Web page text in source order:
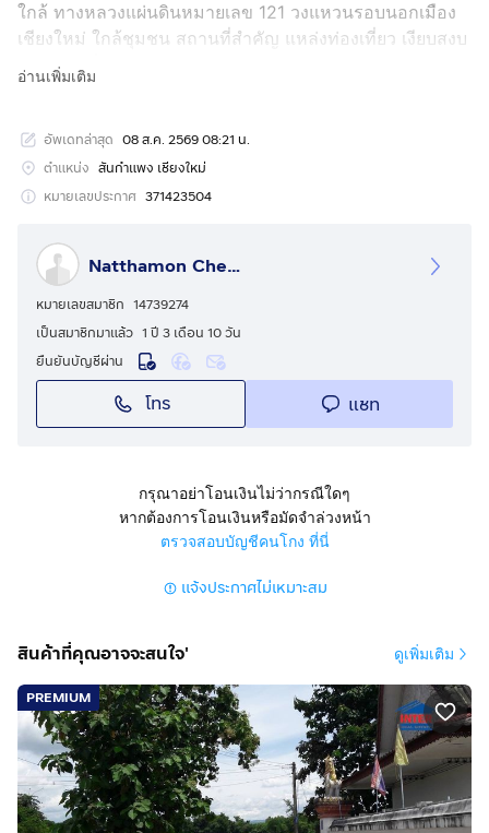
ใกล้ ทางหลวงแผ่นดินหมายเลข 121 วงแหวนรอบนอกเมือง
เชียงใหม่ ใกล้ชุมชน สถานที่สำคัญ แหล่งท่องเที่ยว เงียบสงบ
อากาศดี ที่สวยมาก สะดวกทุกเส้นทาง
กดเพื่อดูเบอร์โทร xxxxxx829
กดเพื่อดูเบอร์โทร xxxxxx353
กดเพื่อดูเบอร์โทร xxxxxx429
อ่านเพิ่มเติม
อัพเดทล่าสุด 08 ส.ค. 2569 08:21 น.
ตำแหน่ง สันกำแพง เชียงใหม่
หมายเลขประกาศ 371423504
Natthamon Cherdchoosilapa
หมายเลขสมาชิก 14739274
เป็นสมาชิกมาแล้ว 1 ปี 3 เดือน 10 วัน
ยืนยันบัญชีผ่าน
โทร แชท
กรุณาอย่าโอนเงินไม่ว่ากรณีใดๆ
หากต้องการโอนเงินหรือมัดจำล่วงหน้า
ตรวจสอบบัญชีคนโกง ที่นี่
แจ้งประกาศไม่เหมาะสม
สินค้าที่คุณอาจจะสนใจ' ดูเพิ่มเติม
PREMIUM